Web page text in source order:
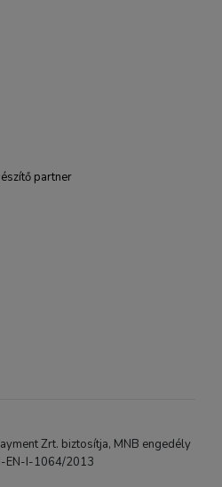
partner
Zrt. biztosítja, MNB engedély
EN-I-1064/2013